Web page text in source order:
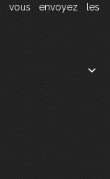
vous envoyez les